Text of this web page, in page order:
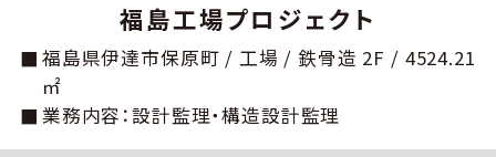
福島⼯場プロジェクト
福島県伊達市保原町 / 工場 / 鉄骨造 2F / 4524.21
㎡
業務内容：設計監理・構造設計監理